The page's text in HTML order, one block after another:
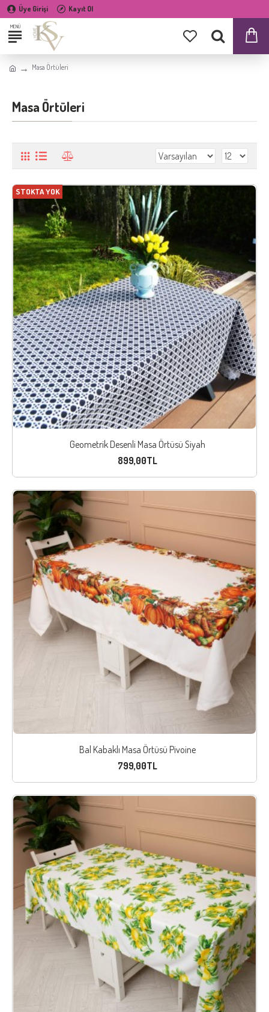
Üye Girişi Kayıt Ol
Masa Örtüleri
Masa Örtüleri
STOKTA YOK
Geometrik Desenli Masa Örtüsü Siyah
899,00TL
Bal Kabaklı Masa Örtüsü Pivoine
799,00TL